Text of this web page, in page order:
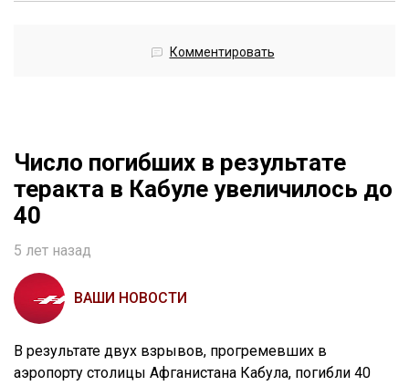
Комментировать
Число погибших в результате
теракта в Кабуле увеличилось до
40
5 лет назад
ВАШИ НОВОСТИ
В результате двух взрывов, прогремевших в
аэропорту столицы Афганистана Кабула, погибли 40